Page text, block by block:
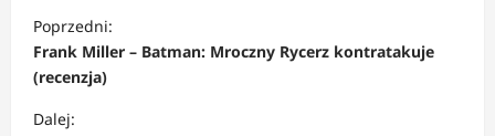
o
b
a
Poprzedni:
Frank Miller – Batman: Mroczny Rycerz kontratakuje
(recenzja)
Dalej: